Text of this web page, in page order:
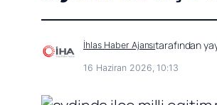
İhlas Haber Ajansıtarafından
16 Haziran 2026, 10:13